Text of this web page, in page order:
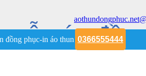
đồng phục-in áo thun 0366555444
áo